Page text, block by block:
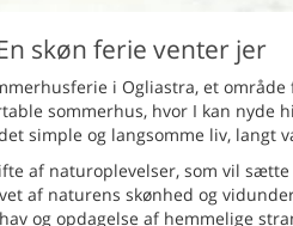
skøn ferie venter jer
i Ogliastra, et
sommerhus, hvor I kan nyde
simple og langsomme liv, langt
af naturoplevelser, som vil
af naturens skønhed og
og opdagelse af hemmelige